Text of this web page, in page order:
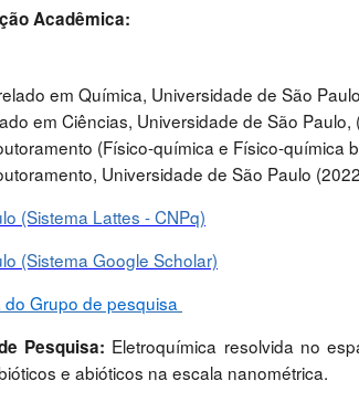
Acadêmica:
em Química, Universidade de São
em Ciências, Universidade de São Paulo,
(Físico-química e Físico-química
Universidade de São Paulo
(Sistema Lattes - CNPq)
(Sistema Google Scholar)
do Grupo de pesquisa
Pesquisa: Eletroquímica resolvida no
e abióticos na escala nanométrica.